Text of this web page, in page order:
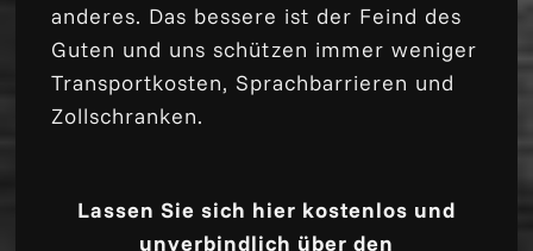
anderes. Das bessere ist der Feind des
Guten und uns schützen immer weniger
Transportkosten, Sprachbarrieren und
Zollschranken.
Lassen Sie sich hier kostenlos und
unverbindlich über den